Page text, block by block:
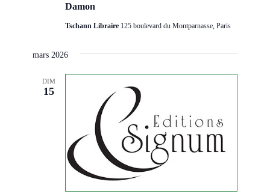
Damon
Tschann Libraire 125 boulevard du Montparnasse, Paris
mars 2026
DIM
15